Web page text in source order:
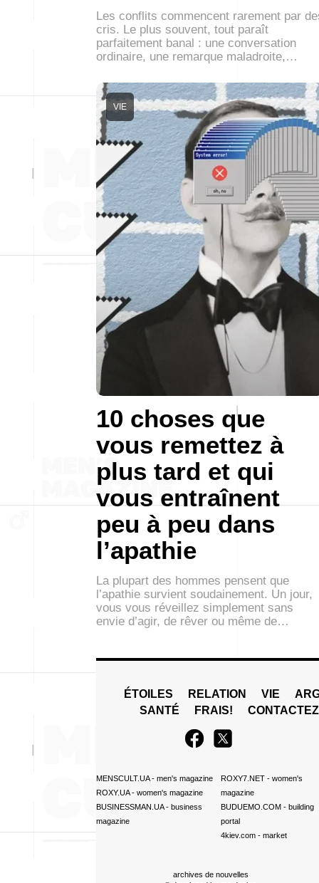
Les conflits commencent rarement par
cris. Le plus souvent, tout paraît
parfaitement banal : une conversation
ordinaire, une remarque maladroite,…
10 choses que
vous remettez à
plus tard et qui
vous entraînent
peu à peu dans
l’apathie
VIE
La plupart des hommes pensent que
l’apathie survient soudainement. Un jour,
vous vous réveillez simplement sans
envie d’agir, de rêver ou même de…
ÉTOILES RELATION VIE
SANTÉ
FRAIS!
MENSCULT.UA- men's magazine
ROXY.UA- women's magazine
BUSINESSMAN.UA- business
magazine
ROXY7.NET- women's
magazine
BUDUEMO.COM- building
portal
4kiev.com- market
archives de nouvelles